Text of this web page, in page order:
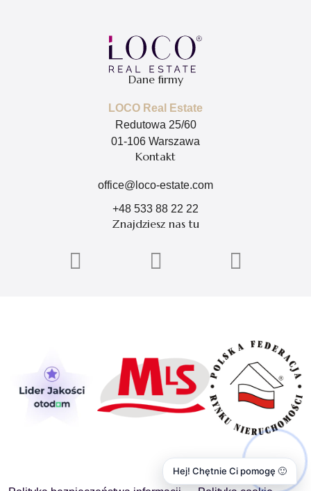
Dane firmy
LOCO Real Estate
Redutowa 25/60
01-106 Warszawa
Kontakt
office@loco-estate.com
+48 533 88 22 22
Znajdziesz nas tu
Hej! Chętnie Ci pomogę 🙂